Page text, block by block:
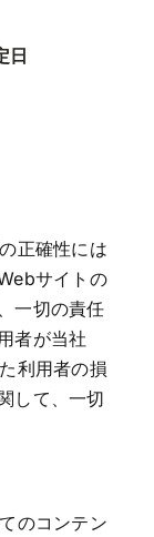
日
正確性には
サイトの
一切の責任
者が当社
利用者の損
して、一切
のコンテン